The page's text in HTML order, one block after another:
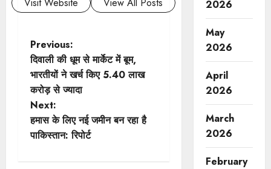
P
o
s
t
Previous:
दिवाली की धूम से मार्केट में बूम,
भारतीयों ने खर्च किए 5.40 लाख
करोड़ से ज्यादा
Next:
हमास के लिए नई जमीन बन रहा है
पाकिस्तान: रिपोर्ट
2026
May
2026
April
2026
March
2026
February